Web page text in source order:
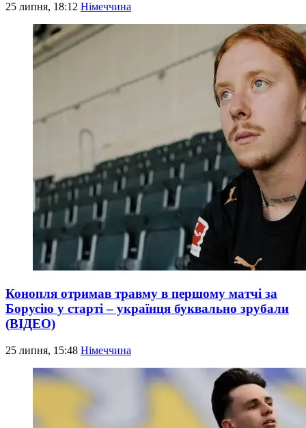
25 липня, 18:12 Німеччина
Конопля отримав травму в першому матчі за
Борусію у старті – українця буквально зрубали
(ВІДЕО)
25 липня, 15:48 Німеччина